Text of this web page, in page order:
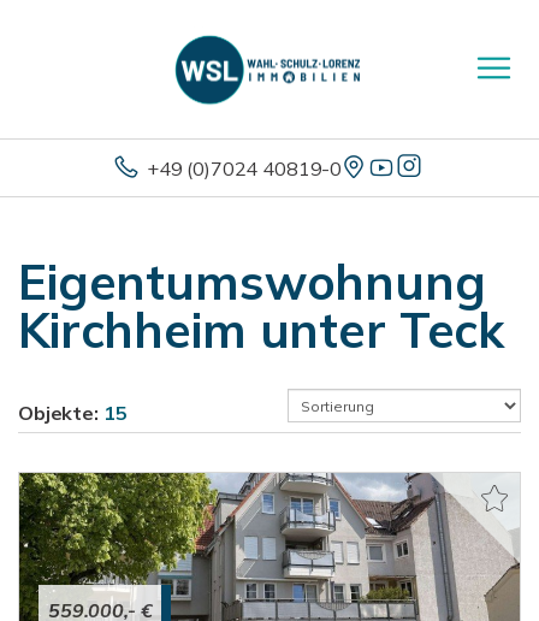
+49 (0)7024 40819-0
Eigentumswohnung
Kirchheim unter Teck
Objekte: 15
559.000,- €